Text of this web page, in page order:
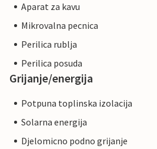
Aparat za kavu
Mikrovalna pecnica
Perilica rublja
Perilica posuda
Grijanje/energija
Potpuna toplinska izolacija
Solarna energija
Djelomicno podno grijanje